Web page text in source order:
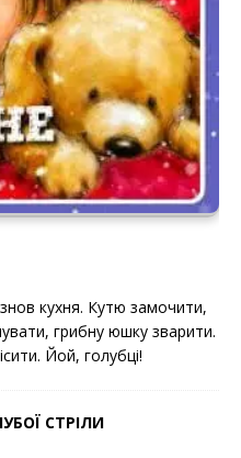
кухня. Кутю замочити,
грибну юшку зварити.
Йой, голубці!
СТРІЛИ